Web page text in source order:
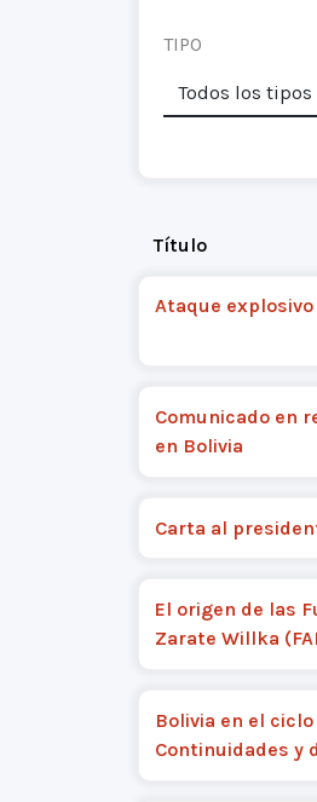
TIPO
Título
Ataque
Comunicado en
en Bolivia
Carta al
El origen de las
Zarate Willka
Bolivia en el
Continuidades y